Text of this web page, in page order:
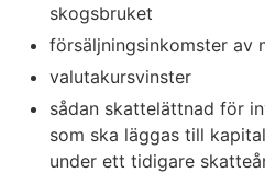
skogsbruket
försäljningsinkomster av
valutakursvinster
sådan skattelättnad för
som ska läggas till
under ett tidigare